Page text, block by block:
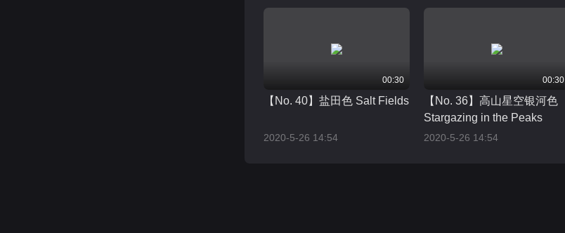
00:30
【No. 40】盐田色 Salt Fields
2020-5-26 14:54
00:30
【No. 36】高山星空银河色
Stargazing in the Peaks
2020-5-26 14:54